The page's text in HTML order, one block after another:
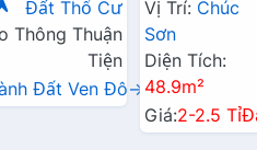
Đất Thổ Cư
Thông Thuận
Tiện
Đất Ven Đô→
Vị Trí: Chúc
Sơn
Diện Tích:
48.9m²
Giá:2-2.5 Tỉ